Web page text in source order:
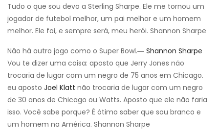
Tudo o que sou devo a Sterling Sharpe. Ele me tornou um
jogador de futebol melhor, um pai melhor e um homem
melhor. Ele foi, e sempre será, meu herói. Shannon Sharpe
Não há outro jogo como o Super Bowl.― Shannon Sharpe
Vou te dizer uma coisa: aposto que Jerry Jones não
trocaria de lugar com um negro de 75 anos em Chicago.
eu aposto Joel Klatt não trocaria de lugar com um negro
de 30 anos de Chicago ou Watts. Aposto que ele não faria
isso. Você sabe porque? É ótimo saber que sou branco e
um homem na América. Shannon Sharpe